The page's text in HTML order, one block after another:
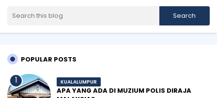
POPULAR POSTS
KUALALUMPUR
APA YANG ADA DI MUZIUM POLIS DIRAJA